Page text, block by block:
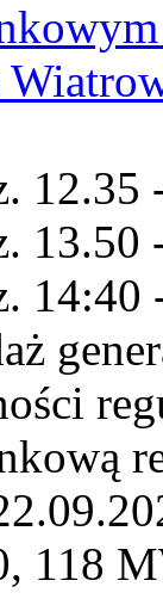
12.35
13.50
14:40
118